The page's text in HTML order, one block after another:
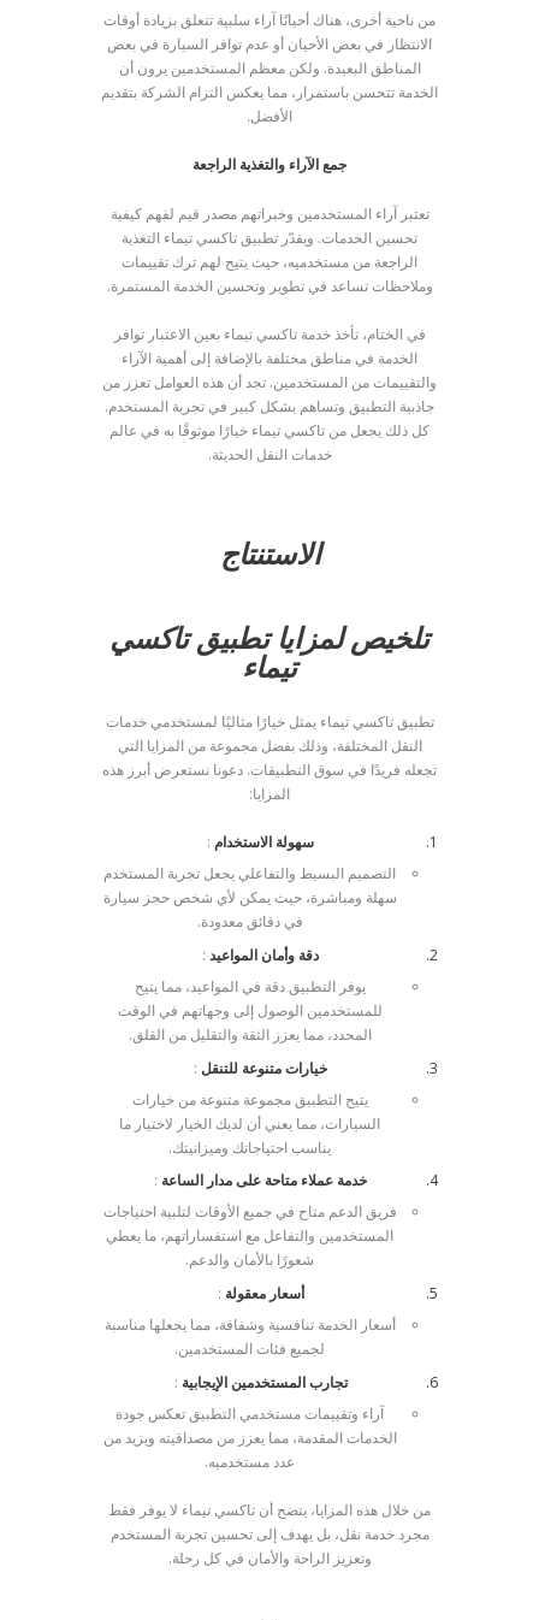
من ناحية أخرى، هناك أحيانًا آراء سلبية تتعلق بزيادة أوقات
الانتظار في بعض الأحيان أو عدم توافر السيارة في بعض
المناطق البعيدة. ولكن معظم المستخدمين يرون أن
الخدمة تتحسن باستمرار، مما يعكس التزام الشركة بتقديم
الأفضل.
جمع الآراء والتغذية الراجعة
تعتبر آراء المستخدمين وخبراتهم مصدر قيم لفهم كيفية
تحسين الخدمات. ويقدّر تطبيق تاكسي تيماء التغذية
الراجعة من مستخدميه، حيث يتيح لهم ترك تقييمات
وملاحظات تساعد في تطوير وتحسين الخدمة المستمرة.
في الختام، تأخذ خدمة تاكسي تيماء بعين الاعتبار توافر
الخدمة في مناطق مختلفة بالإضافة إلى أهمية الآراء
والتقييمات من المستخدمين. تجد أن هذه العوامل تعزز من
جاذبية التطبيق وتساهم بشكل كبير في تجربة المستخدم.
كل ذلك يجعل من تاكسي تيماء خيارًا موثوقًا به في عالم
خدمات النقل الحديثة.
الاستنتاج
تلخيص لمزايا تطبيق تاكسي
تيماء
تطبيق تاكسي تيماء يمثل خيارًا مثاليًا لمستخدمي خدمات
النقل المختلفة، وذلك بفضل مجموعة من المزايا التي
تجعله فريدًا في سوق التطبيقات. دعونا نستعرض أبرز هذه
المزايا:
سهولة الاستخدام :
التصميم البسيط والتفاعلي يجعل تجربة المستخدم
سهلة ومباشرة، حيث يمكن لأي شخص حجز سيارة
في دقائق معدودة.
دقة وأمان المواعيد:
يوفر التطبيق دقة في المواعيد، مما يتيح
للمستخدمين الوصول إلى وجهاتهم في الوقت
المحدد، مما يعزز الثقة والتقليل من القلق.
خيارات متنوعة للتنقل :
يتيح التطبيق مجموعة متنوعة من خيارات
السيارات، مما يعني أن لديك الخيار لاختيار ما
يناسب احتياجاتك وميزانيتك.
خدمة عملاء متاحة على مدار الساعة :
فريق الدعم متاح في جميع الأوقات لتلبية احتياجات
المستخدمين والتفاعل مع استفساراتهم، ما يعطي
شعورًا بالأمان والدعم.
أسعار معقولة :
أسعار الخدمة تنافسية وشفافة، مما يجعلها مناسبة
لجميع فئات المستخدمين.
تجارب المستخدمين الإيجابية :
آراء وتقييمات مستخدمي التطبيق تعكس جودة
الخدمات المقدمة، مما يعزز من مصداقيته ويزيد من
عدد مستخدميه.
من خلال هذه المزايا، يتضح أن تاكسي تيماء لا يوفر فقط
مجرد خدمة نقل، بل يهدف إلى تحسين تجربة المستخدم
وتعزيز الراحة والأمان في كل رحلة.